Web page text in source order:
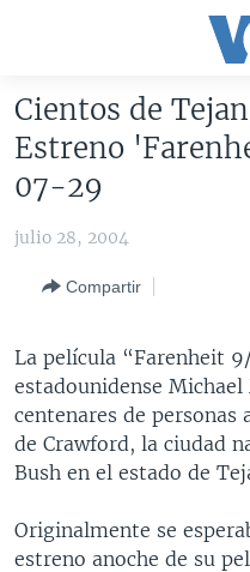
accesibilidad
contenido
Salte
Salte
búsqueda
AMÉRICA DEL NORTE
VOA VERIFICA
ARGENTINA
COLOMBIA
CHILE
PERÚ
VENEZUELA
CHINA EN AMÉRICA LATINA
COSTA RICA
EL SALVADOR
GUATEMALA
NICARAGUA
OTRAS SECCIONES
INMIGRACIÓN
LIBERTAD DE PRENSA
ECONOMÍA
ESPECIALES DE LA VOA
LIBERTAD DE PRENSA
MULTIMEDIA
Cientos de
Estreno
07-29
julio 28, 2004
Compartir
La película “Farenheit
estadounidense
centenares de
de Crawford, la ciudad
Bush en el estado de
Originalmente se
estreno anoche de su